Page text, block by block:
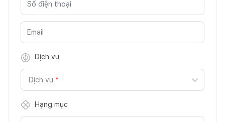
Dịch vụ
Dịch vụ *
Hạng mục